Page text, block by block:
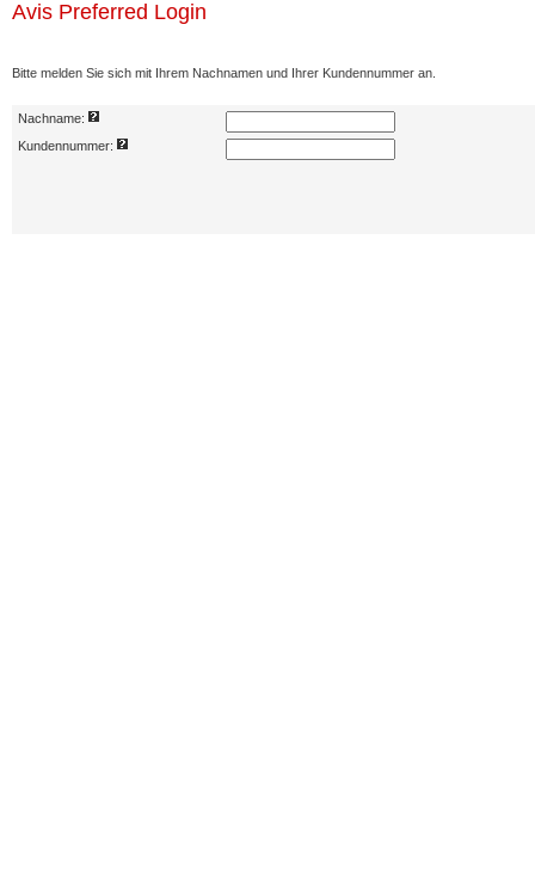
Avis Preferred Login
Bitte melden Sie sich mit Ihrem Nachnamen und Ihrer Kundennummer an.
Nachname:
Kundennummer: